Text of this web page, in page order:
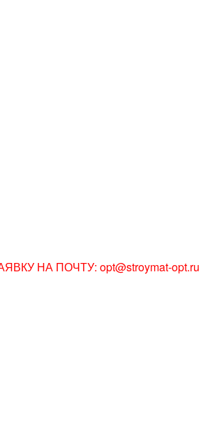
НА ПОЧТУ: opt@stroymat-opt.ru